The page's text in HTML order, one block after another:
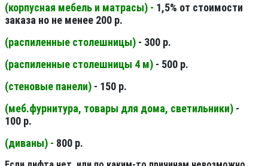
(корпусная мебель и матрасы) - 1,5% от стоимости
заказа но не менее 200 р.
(распиленные столешницы) - 300 р.
(распиленные столешницы 4 м) - 500 р.
(стеновые панели) - 150 р.
(меб.фурнитура, товары для дома, светильники) -
100 р.
(диваны) - 800 р.